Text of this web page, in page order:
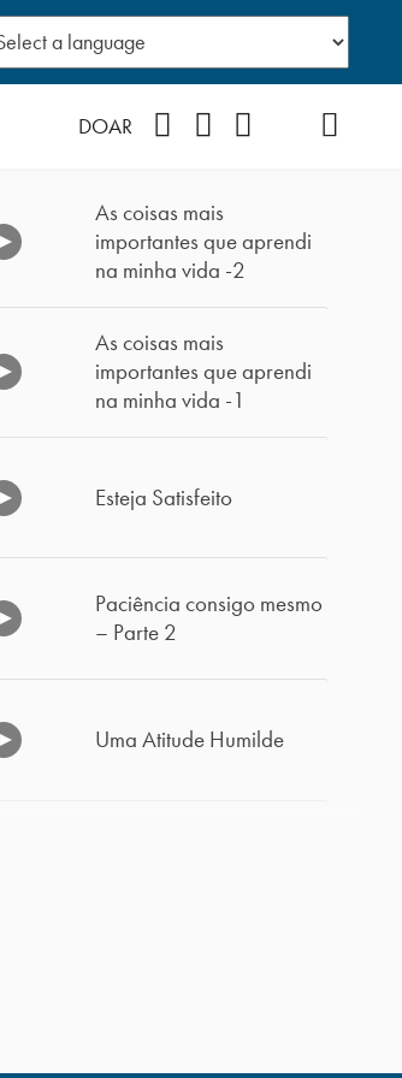
DOAR
As coisas mais
importantes que aprendi
na minha vida -2
As coisas mais
importantes que aprendi
na minha vida -1
Esteja Satisfeito
Paciência consigo mesmo
– Parte 2
Uma Atitude Humilde